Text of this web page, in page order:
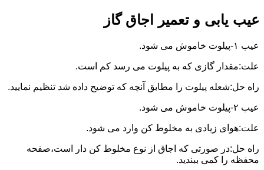
عیب یابی و تعمیر اجاق گاز
عیب ۱-پیلوت خاموش می شود.
علت:مقدار گازی که به پیلوت می رسد کم است.
راه حل:شعله پیلوت را مطابق آنچه که توضیح داده شد تنظیم نمایید.
عیب ۲-پیلوت خاموش می شود.
علت:هوای زیادی به مخلوط کن وارد می شود.
راه حل:در صورتی که اجاق از نوع مخلوط کن دار است،صفحه
محفظه را کمی ببندید.